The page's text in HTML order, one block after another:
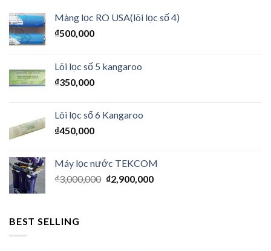
Màng lọc RO USA(lõi lọc số 4)
₫500,000
Lõi lọc số 5 kangaroo
₫350,000
Lõi lọc số 6 Kangaroo
₫450,000
Máy lọc nước TEKCOM
₫3,000,000 ₫2,900,000
BEST SELLING